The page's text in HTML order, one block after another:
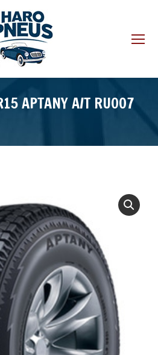
APTANY A/T RU007